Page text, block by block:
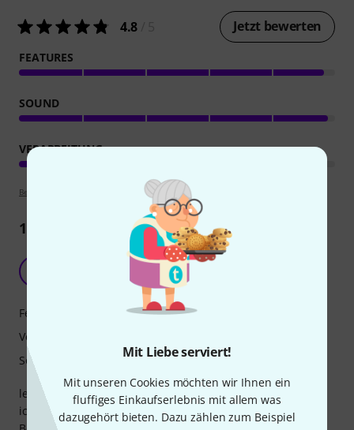
Mit Liebe serviert!
Mit unseren Cookies möchten wir Ihnen ein
fluffiges Einkaufserlebnis mit allem was
dazugehört bieten. Dazu zählen zum Beispiel
4.8 Jetzt bewerten
FEATURES
SOUND
VERARBEITUNG
Bewertungsrichtlinien
12
ich war zugegebenermaßen Skeptisch
digga 29.05.2024
letzte Woche kam es endlich an. Ich war sehr skeptisch, da
ich in einem Forum über eine starke Anhebung im 2k
Features
Verarbeitung
Sound